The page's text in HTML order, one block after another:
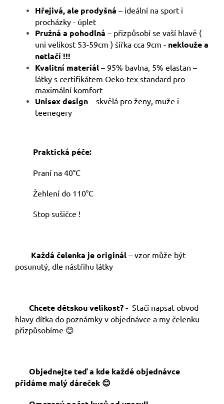
Hřejivá, ale prodyšná – ideální na sport i
procházky - úplet
Pružná a pohodlná – přizpůsobí se vaší hlavě (
uni velikost 53-59cm ) šířka cca 9cm - neklouže a
netlačí !!!
Kvalitní materiál – 95% bavlna, 5% elastan –
látky s certifikátem Oeko-tex standard pro
maximální komfort
Unisex design – skvělá pro ženy, muže i
teenegery
Praktická péče:
Praní na 40°C
Žehlení do 110°C
Stop sušičce !
Každá čelenka je originál – vzor může být
posunutý, dle nástřihu látky
Chcete dětskou velikost? - Stačí napsat obvod
hlavy dítka do poznámky v objednávce a my čelenku
přizpůsobíme 😊
Objednejte teď a kde každé objednávce
přidáme malý dáreček 😊